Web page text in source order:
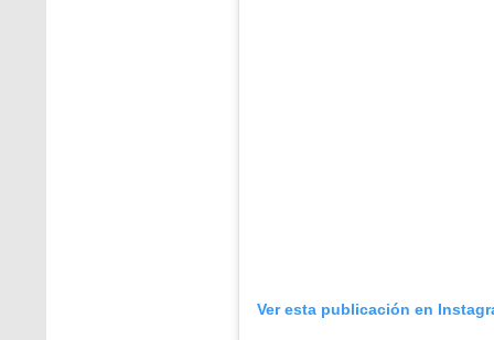
Ver esta publicación en